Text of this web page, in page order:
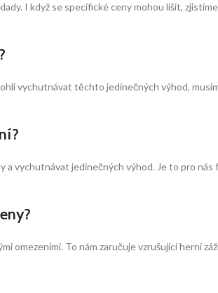
I když se specifické ceny mohou lišit,
vychutnávat těchto jedinečných výhod,
vychutnávat jedinečných výhod. Je to pro
omezeními. To nám zaručuje vzrušující herní